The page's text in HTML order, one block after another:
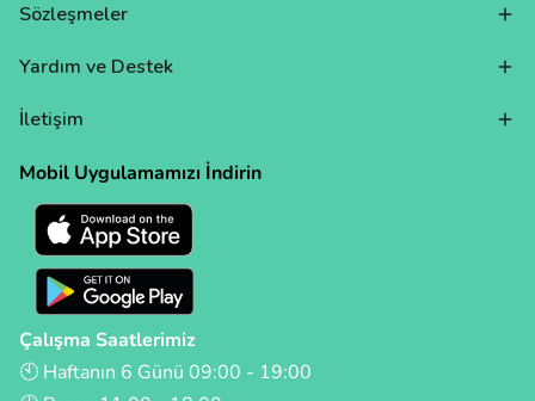
Sözleşmeler
Yardım ve Destek
İletişim
Mobil Uygulamamızı İndirin
Çalışma Saatlerimiz
🕙 Haftanın 6 Günü 09:00 - 19:00